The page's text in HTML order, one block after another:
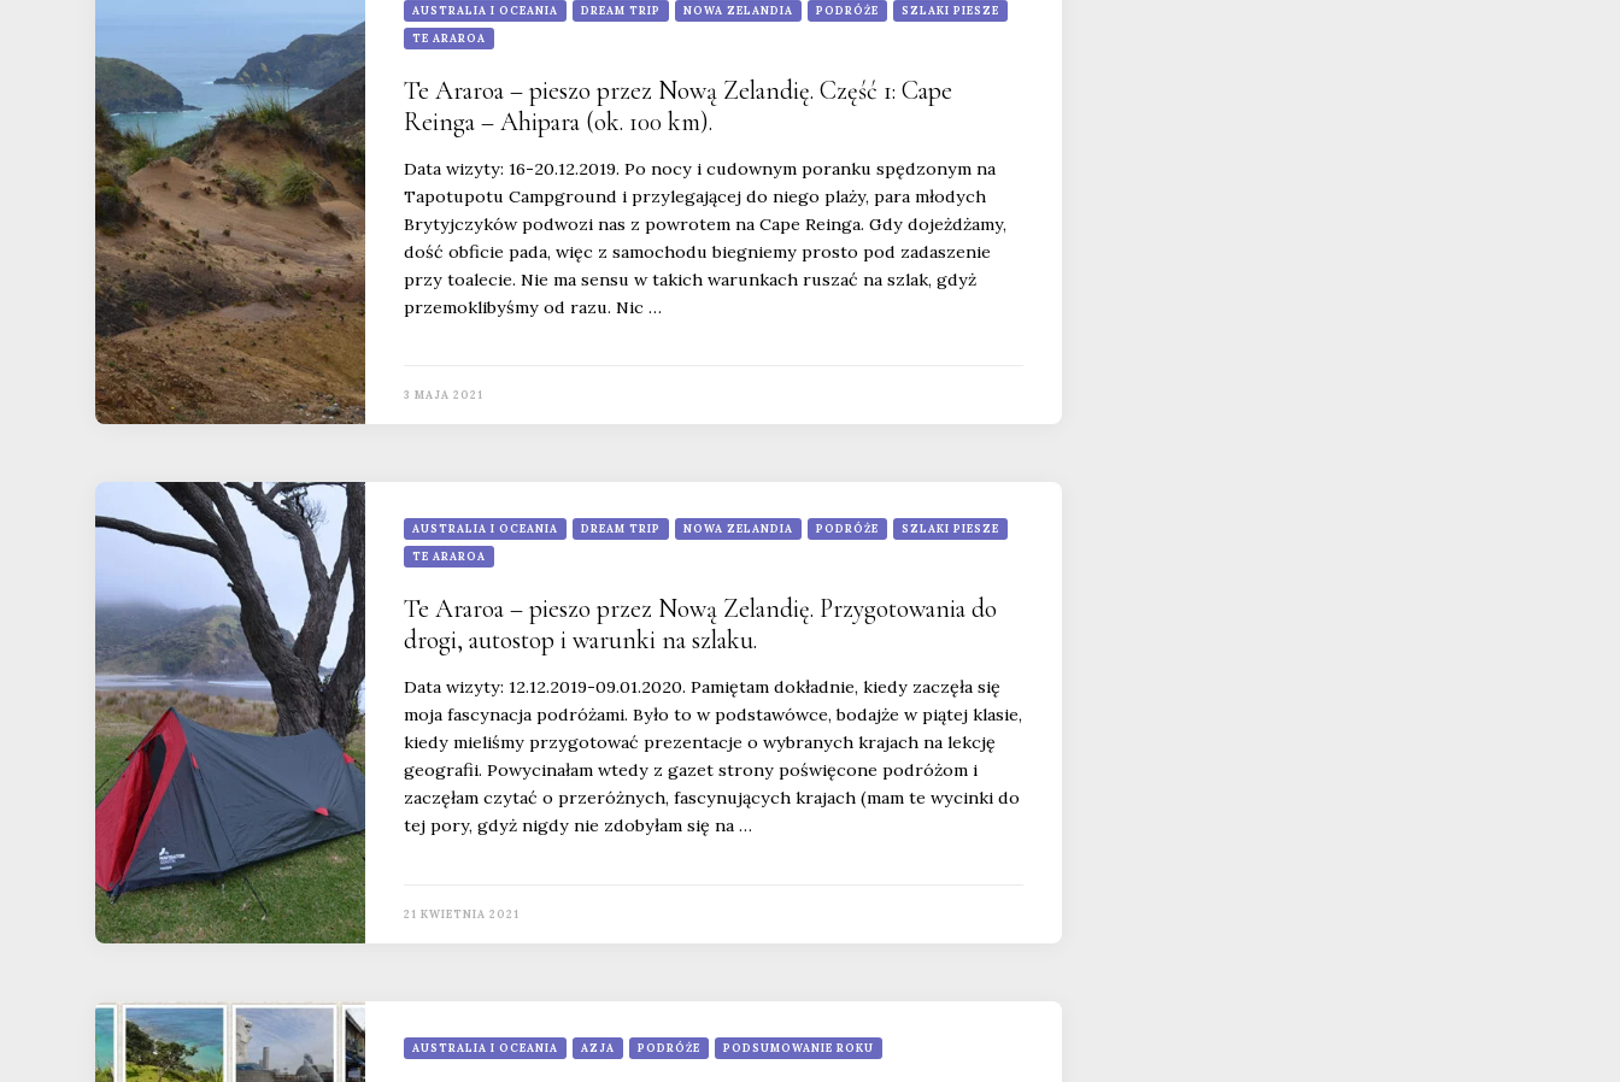
AUSTRALIA I OCEANIA DREAM TRIP NOWA ZELANDIA PODRÓŻE SZLAKI PIESZE
TE ARAROA
Te Araroa – pieszo przez Nową Zelandię. Część 1: Cape
Reinga – Ahipara (ok. 100 km).
Data wizyty: 16-20.12.2019. Po nocy i cudownym poranku spędzonym na
Tapotupotu Campground i przylegającej do niego plaży, para młodych
Brytyjczyków podwozi nas z powrotem na Cape Reinga. Gdy dojeżdżamy,
dość obficie pada, więc z samochodu biegniemy prosto pod zadaszenie
przy toalecie. Nie ma sensu w takich warunkach ruszać na szlak, gdyż
przemoklibyśmy od razu. Nic …
3 MAJA 2021
AUSTRALIA I OCEANIA DREAM TRIP NOWA ZELANDIA PODRÓŻE SZLAKI PIESZE
TE ARAROA
Te Araroa – pieszo przez Nową Zelandię. Przygotowania do
drogi, autostop i warunki na szlaku.
Data wizyty: 12.12.2019-09.01.2020. Pamiętam dokładnie, kiedy zaczęła się
moja fascynacja podróżami. Było to w podstawówce, bodajże w piątej klasie,
kiedy mieliśmy przygotować prezentacje o wybranych krajach na lekcję
geografii. Powycinałam wtedy z gazet strony poświęcone podróżom i
zaczęłam czytać o przeróżnych, fascynujących krajach (mam te wycinki do
tej pory, gdyż nigdy nie zdobyłam się na …
21 KWIETNIA 2021
AUSTRALIA I OCEANIA AZJA PODRÓŻE PODSUMOWANIE ROKU